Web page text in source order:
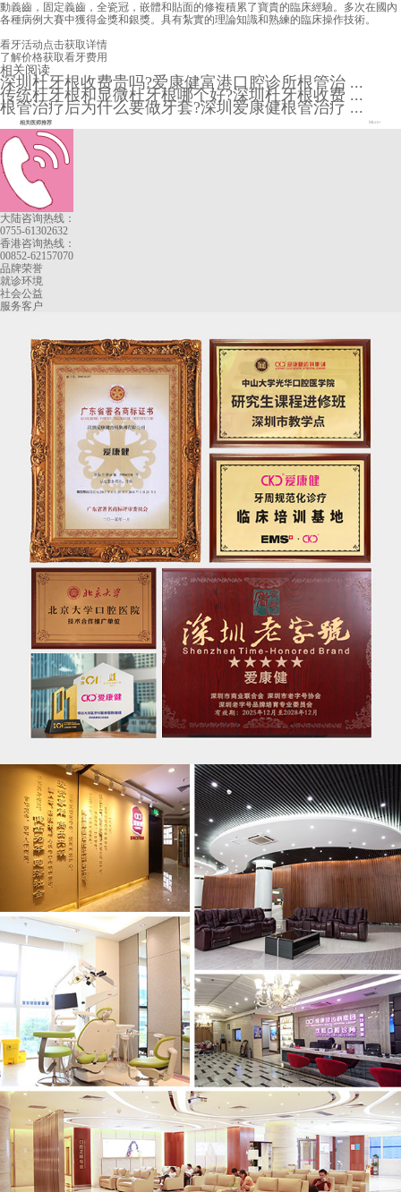
動義齒，固定義齒，全瓷冠，嵌體和貼面的修複積累了寶貴的臨床經驗。多次在國內
各種病例大賽中獲得金獎和銀獎。具有紮實的理論知識和熟練的臨床操作技術。
看牙活动点击获取详情
了解价格获取看牙费用
相关阅读
深圳杜牙根收费贵吗?爱康健富港口腔诊所根管治 ...
传统杜牙根和显微杜牙根哪个好?深圳杜牙根收费 ...
根管治疗后为什么要做牙套?深圳爱康健根管治疗 ...
相关医师推荐 More+
大陆咨询热线：
0755-61302632
香港咨询热线：
00852-62157070
品牌荣誉
就诊环境
社会公益
服务客户